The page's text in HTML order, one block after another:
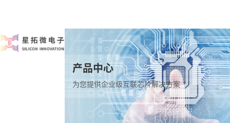
产品中心
为您提供企业级互联芯片解决方案